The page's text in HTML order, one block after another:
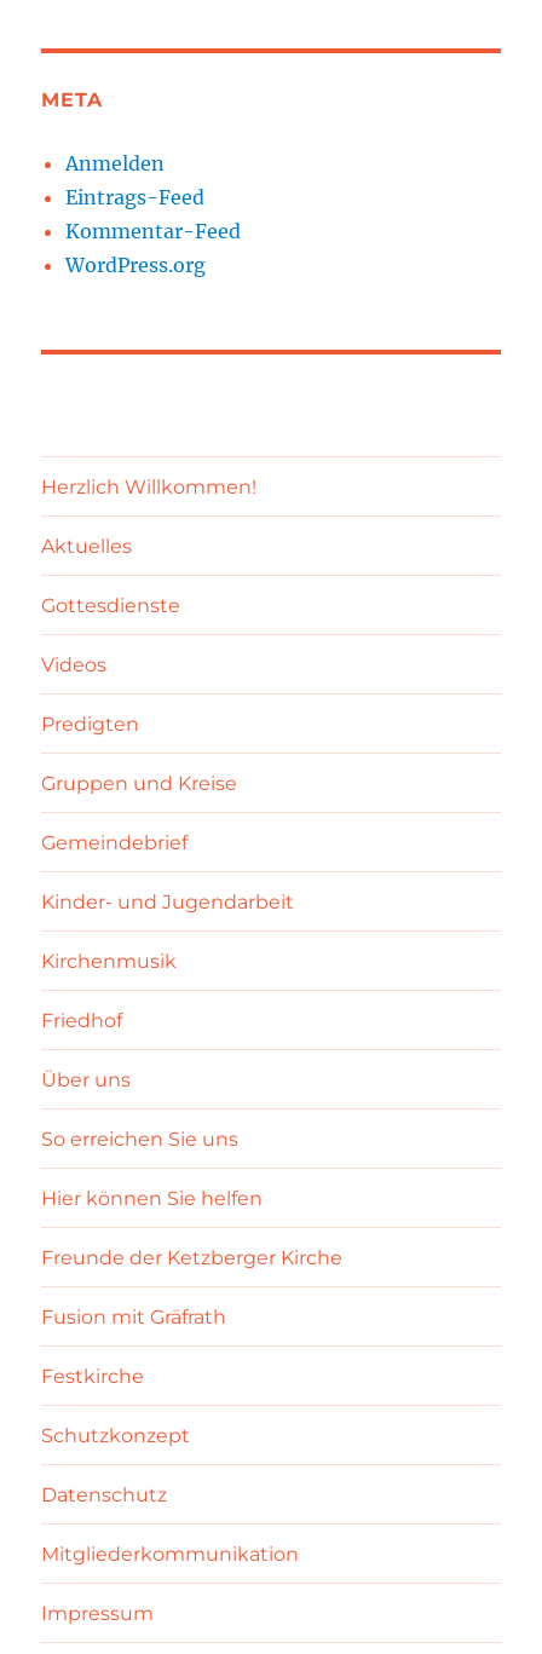
META
Anmelden
Eintrags-Feed
Kommentar-Feed
WordPress.org
Herzlich Willkommen!
Aktuelles
Gottesdienste
Videos
Predigten
Gruppen und Kreise
Gemeindebrief
Kinder- und Jugendarbeit
Kirchenmusik
Friedhof
Über uns
So erreichen Sie uns
Hier können Sie helfen
Freunde der Ketzberger Kirche
Fusion mit Gräfrath
Festkirche
Schutzkonzept
Datenschutz
Mitgliederkommunikation
Impressum